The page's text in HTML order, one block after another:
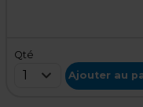
Qté
1 Ajouter au